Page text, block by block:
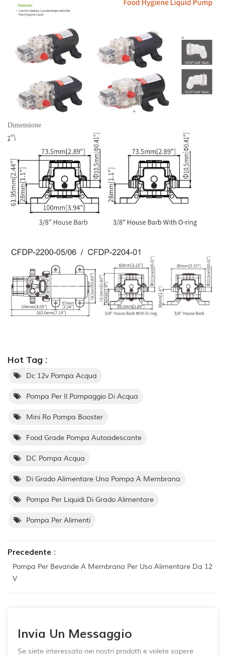
Dimensione
Hot Tag :
Dc 12v Pompa Acqua
Pompa Per Il Pompaggio Di Acqua
Mini Ro Pompa Booster
Food Grade Pompa Autoadescante
DC Pompa Acqua
Di Grado Alimentare Una Pompa A Membrana
Pompa Per Liquidi Di Grado Alimentare
Pompa Per Alimenti
Precedente :
Pompa Per Bevande A Membrana Per Uso Alimentare Da 12
V
Invia Un Messaggio
Se siete interessato nei nostri prodotti e volete sapere